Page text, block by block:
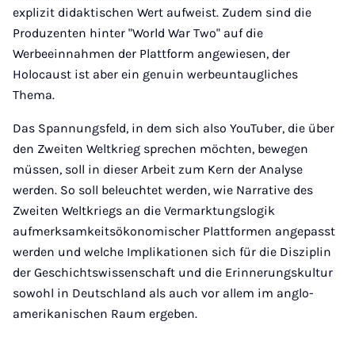
explizit didaktischen Wert aufweist. Zudem sind die
Produzenten hinter "World War Two" auf die
Werbeeinnahmen der Plattform angewiesen, der
Holocaust ist aber ein genuin werbeuntaugliches
Thema.
Das Spannungsfeld, in dem sich also YouTuber, die über
den Zweiten Weltkrieg sprechen möchten, bewegen
müssen, soll in dieser Arbeit zum Kern der Analyse
werden. So soll beleuchtet werden, wie Narrative des
Zweiten Weltkriegs an die Vermarktungslogik
aufmerksamkeitsökonomischer Plattformen angepasst
werden und welche Implikationen sich für die Disziplin
der Geschichtswissenschaft und die Erinnerungskultur
sowohl in Deutschland als auch vor allem im anglo-
amerikanischen Raum ergeben.